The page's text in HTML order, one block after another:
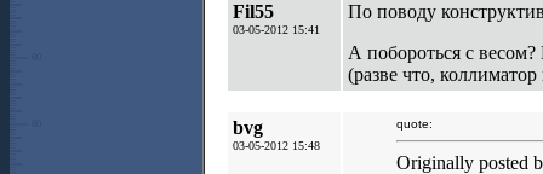
Fil55
03-05-2012 15:41
По поводу
А побороться с
(разве что, коллиматор
bvg
03-05-2012 15:48
quote:
Originally posted